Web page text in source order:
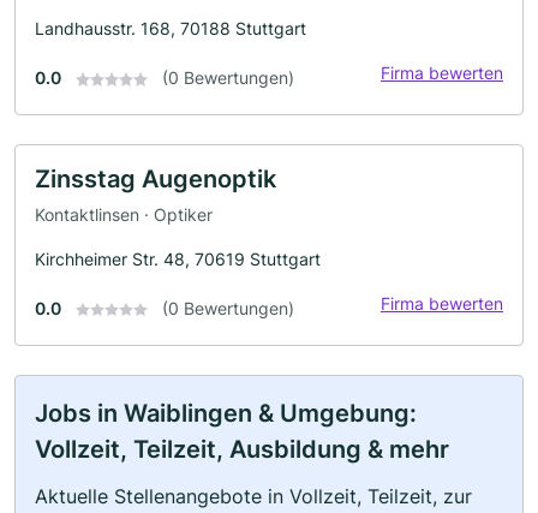
Landhausstr. 168, 70188 Stuttgart
0.0 (0 Bewertungen) Firma bewerten
Zinsstag Augenoptik
Kontaktlinsen · Optiker
Kirchheimer Str. 48, 70619 Stuttgart
0.0 (0 Bewertungen) Firma bewerten
Jobs in Waiblingen & Umgebung:
Vollzeit, Teilzeit, Ausbildung & mehr
Aktuelle Stellenangebote in Vollzeit, Teilzeit, zur